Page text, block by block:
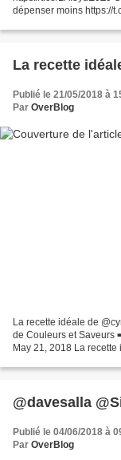
dépenser moins https://
La recette
Publié le 21/05/2018 à
Par OverBlog
La recette idéale de
de Couleurs et Saveurs
May 21, 2018 La
@davesalla
Publié le 04/06/2018 à
Par OverBlog